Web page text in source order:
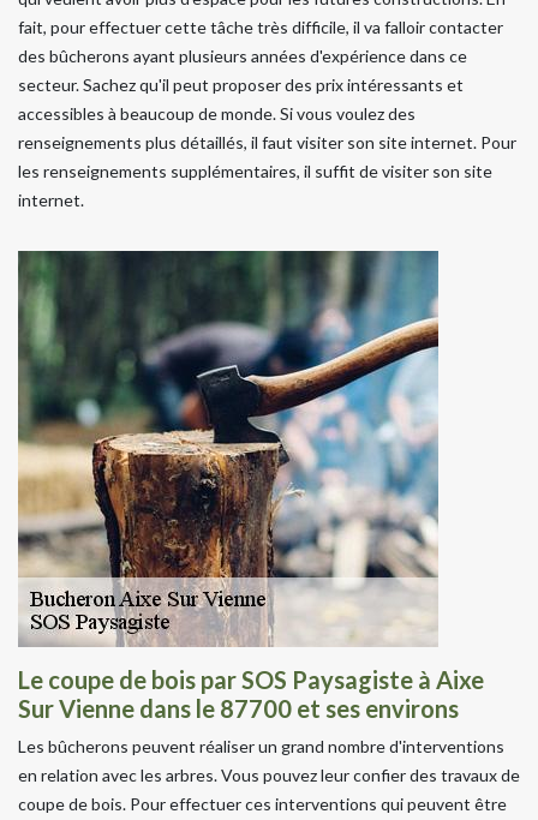
fait, pour effectuer cette tâche très difficile, il va falloir contacter
des bûcherons ayant plusieurs années d'expérience dans ce
secteur. Sachez qu'il peut proposer des prix intéressants et
accessibles à beaucoup de monde. Si vous voulez des
renseignements plus détaillés, il faut visiter son site internet. Pour
les renseignements supplémentaires, il suffit de visiter son site
internet.
Le coupe de bois par SOS Paysagiste à Aixe
Sur Vienne dans le 87700 et ses environs
Les bûcherons peuvent réaliser un grand nombre d'interventions
en relation avec les arbres. Vous pouvez leur confier des travaux de
coupe de bois. Pour effectuer ces interventions qui peuvent être